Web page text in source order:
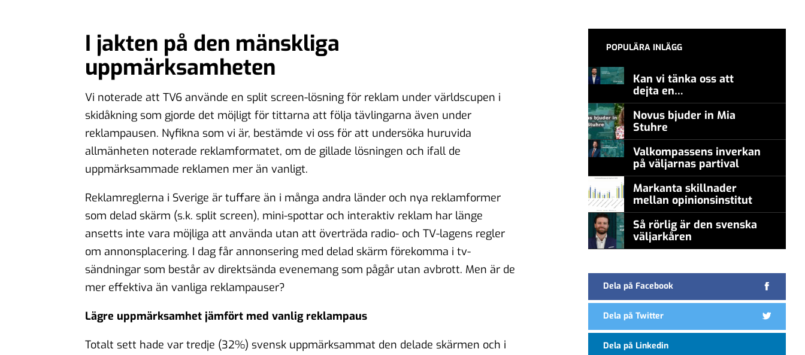
I jakten på den mänskliga
uppmärksamheten
Vi noterade att TV6 använde en split screen-lösning för reklam under världscupen i
skidåkning som gjorde det möjligt för tittarna att följa tävlingarna även under
reklampausen. Nyfikna som vi är, bestämde vi oss för att undersöka huruvida
allmänheten noterade reklamformatet, om de gillade lösningen och ifall de
uppmärksammade reklamen mer än vanligt.
Reklamreglerna i Sverige är tuffare än i många andra länder och nya reklamformer
som delad skärm (s.k. split screen), mini-spottar och interaktiv reklam har länge
ansetts inte vara möjliga att använda utan att överträda radio- och TV-lagens regler
om annonsplacering. I dag får annonsering med delad skärm förekomma i tv-
sändningar som består av direktsända evenemang som pågår utan avbrott. Men är de
mer effektiva än vanliga reklampauser?
Lägre uppmärksamhet jämfört med vanlig reklampaus
Totalt sett hade var tredje (32%) svensk uppmärksammat den delade skärmen och i
POPULÄRA INLÄGG
Kan vi tänka oss att
dejta en
meningsmotståndare?
Novus bjuder in Mia
Stuhre
Valkompassens inverkan
på väljarnas partival
Markanta skillnader
mellan opinionsinstitut
Så rörlig är den svenska
väljarkåren
Dela på Facebook
Dela på Twitter
Dela på Linkedin